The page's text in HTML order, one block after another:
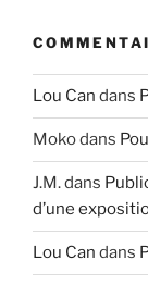
Lou Can dans
Mokodans
J.M.dans
d’une
Lou Can dans